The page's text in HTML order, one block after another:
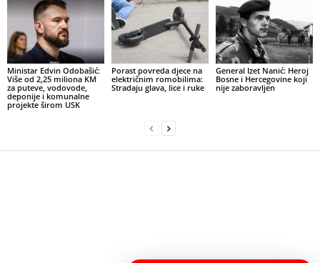
Ministar Edvin Odobašić:
Više od 2,25 miliona KM
za puteve, vodovode,
deponije i komunalne
projekte širom USK
Porast povreda djece na
električnim romobilima:
Stradaju glava, lice i ruke
General Izet Nanić: Heroj
Bosne i Hercegovine koji
nije zaboravljen